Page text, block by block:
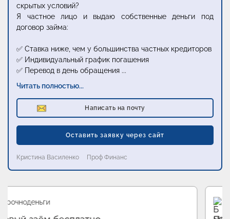
скрытых условий?
Я частное лицо и выдаю собственные деньги под
договор займа:
✅ Ставка ниже, чем у большинства частных кредиторов
✅ Индивидуальный график погашения
✅ Перевод в день обращения ...
Читать полностью...
Написать на почту
Оставить заявку через сайт
Кристина Василенко Проф Финанс
Быстроденьги